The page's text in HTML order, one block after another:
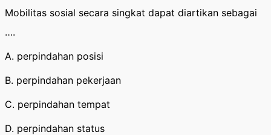
Mobilitas sosial secara singkat dapat diartikan sebagai
….
A. perpindahan posisi
B. perpindahan pekerjaan
C. perpindahan tempat
D. perpindahan status